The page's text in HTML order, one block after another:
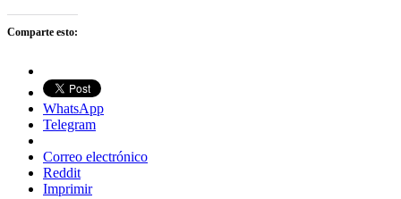
Comparte esto:
WhatsApp
Telegram
Correo electrónico
Reddit
Imprimir